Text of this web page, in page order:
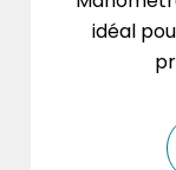
idéal